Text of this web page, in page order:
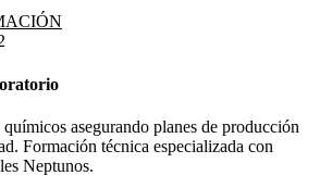
asegurando planes de producción
Formación técnica especializada con
Neptunos.